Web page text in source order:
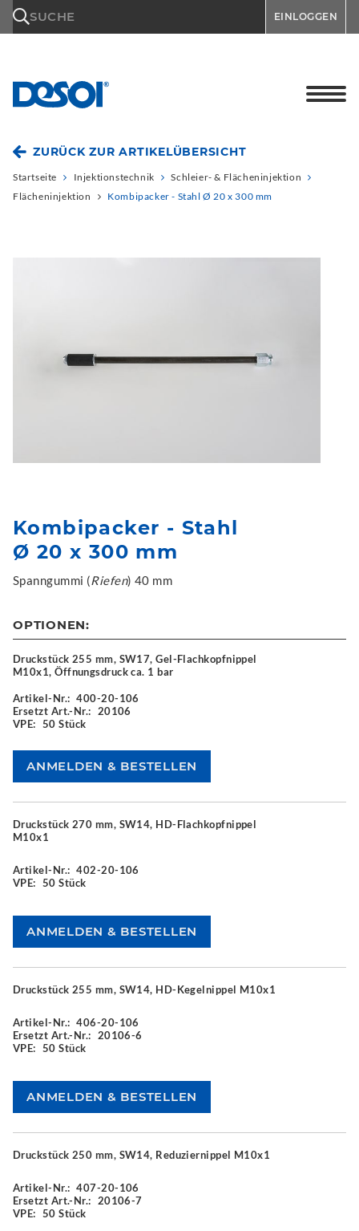
SUCHE EINLOGGEN
ZURÜCK ZUR ARTIKELÜBERSICHT
Startseite Injektionstechnik
Schleier- & Flächeninjektion
Flächeninjektion
Kombipacker - Stahl Ø 20 x 300 mm
Kombipacker - Stahl
Ø 20 x 300 mm
Spanngummi (Riefen) 40 mm
OPTIONEN:
Druckstück 255 mm, SW17, Gel-Flachkopfnippel
M10x1, Öffnungsdruck ca. 1 bar
Artikel-Nr.: 400-20-106
Ersetzt Art.-Nr.: 20106
VPE: 50 Stück
Druckstück 270 mm, SW14, HD-Flachkopfnippel
M10x1
Artikel-Nr.: 402-20-106
VPE: 50 Stück
Druckstück 255 mm, SW14, HD-Kegelnippel M10x1
Artikel-Nr.: 406-20-106
Ersetzt Art.-Nr.: 20106-6
VPE: 50 Stück
Druckstück 250 mm, SW14, Reduziernippel M10x1
Artikel-Nr.: 407-20-106
Ersetzt Art.-Nr.: 20106-7
VPE: 50 Stück